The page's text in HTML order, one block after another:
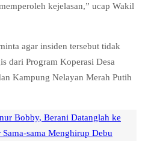
kejelasan,” ucap Wakil
agar insiden tersebut tidak
dari Program Koperasi Desa
Kampung Nelayan Merah Putih
Bobby, Berani Datanglah ke
sama Menghirup Debu